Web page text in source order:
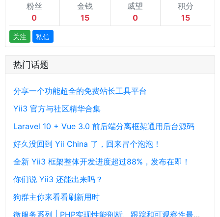
粉丝
0
金钱
15
威望
0
积分
15
关注 私信
热门话题
分享一个功能超全的免费站长工具平台
Yii3 官方与社区精华合集
Laravel 10 + Vue 3.0 前后端分离框架通用后台源码
好久没回到 Yii China 了，回来冒个泡泡！
全新 Yii3 框架整体开发进度超过88%，发布在即！
你们说 Yii3 还能出来吗？
狗群主你来看看刷新用时
微服务系列 | PHP实现性能剖析、跟踪和可观察性最佳实践